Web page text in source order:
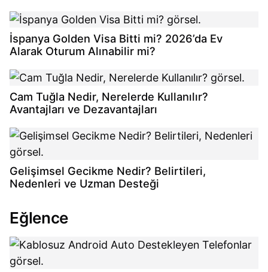
İspanya Golden Visa Bitti mi? 2026’da Ev
Alarak Oturum Alınabilir mi?
Cam Tuğla Nedir, Nerelerde Kullanılır?
Avantajları ve Dezavantajları
Gelişimsel Gecikme Nedir? Belirtileri,
Nedenleri ve Uzman Desteği
Eğlence